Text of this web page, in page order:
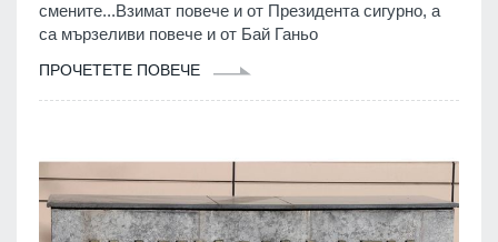
смените...Взимат повече и от Президента сигурно, а
са мързеливи повече и от Бай Ганьо
ПРОЧЕТЕТЕ ПОВЕЧЕ